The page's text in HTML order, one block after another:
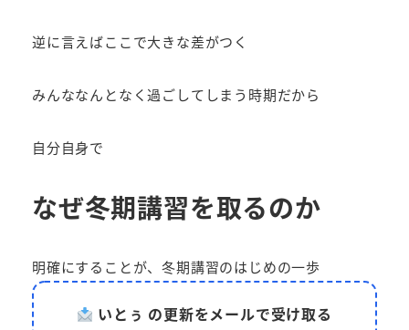
逆に言えばここで大きな差がつく
みんななんとなく過ごしてしまう時期だから
自分自身で
なぜ冬期講習を取るのか
明確にすることが、冬期講習のはじめの一歩
いとぅ の更新をメールで受け取る